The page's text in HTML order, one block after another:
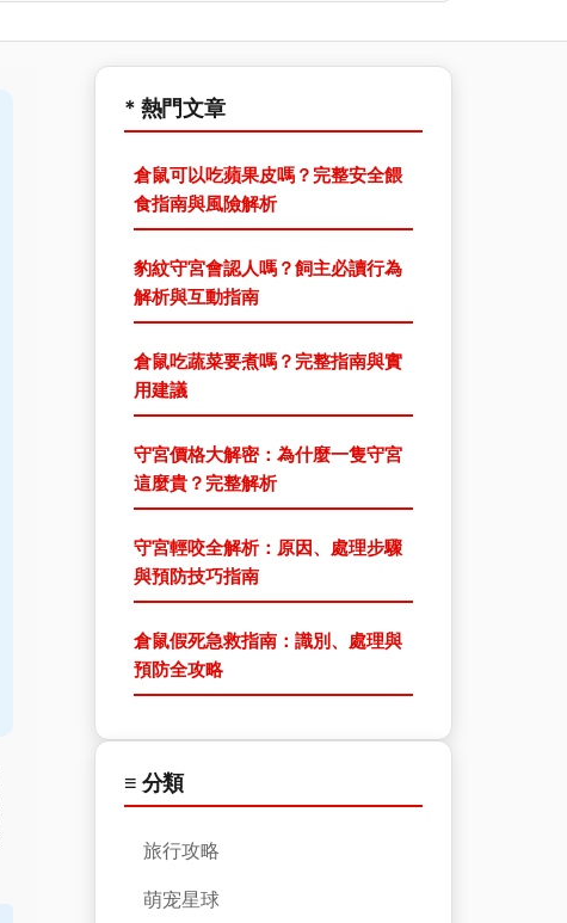
* 熱門文章
倉鼠可以吃蘋果皮嗎？完整安全餵
食指南與風險解析
豹紋守宮會認人嗎？飼主必讀行為
解析與互動指南
倉鼠吃蔬菜要煮嗎？完整指南與實
用建議
守宮價格大解密：為什麼一隻守宮
這麼貴？完整解析
守宮輕咬全解析：原因、處理步驟
與預防技巧指南
倉鼠假死急救指南：識別、處理與
預防全攻略
≡ 分類
旅行攻略
萌宠星球